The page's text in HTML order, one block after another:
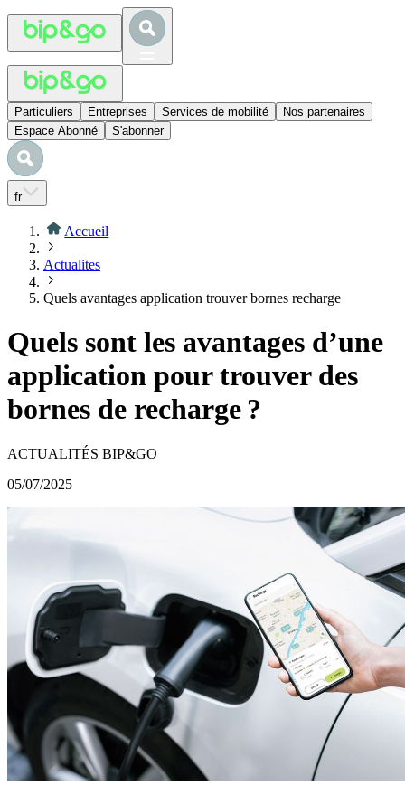
Particuliers Entreprises Services de mobilité
Nos partenaires
Espace Abonné
S'abonner
fr
Accueil
Actualites
Quels avantages application trouver bornes recharge
Quels sont les avantages d’une
application pour trouver des
bornes de recharge ?
ACTUALITÉS BIP&GO
05/07/2025